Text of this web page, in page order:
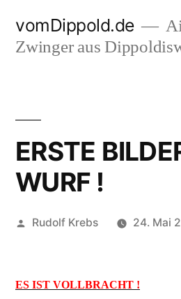
Inhalt
vomDippold.de
Zwinger aus
ERSTE
WURF !
Veröffentlicht
Rudolf Krebs 24. Mai
ES IST VOLLBRACHT !